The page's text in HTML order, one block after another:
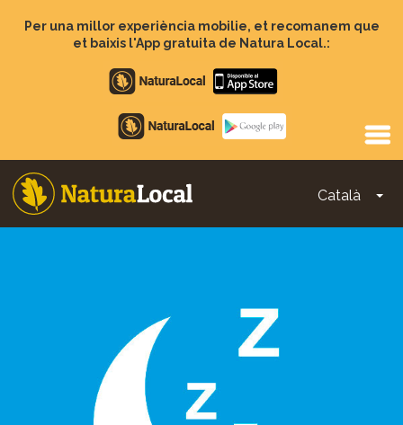
Per una millor experiència mobilie, et recomanem que
et baixis l'App gratuita de Natura Local.:
Apple
store
Google
Play
Català
Main